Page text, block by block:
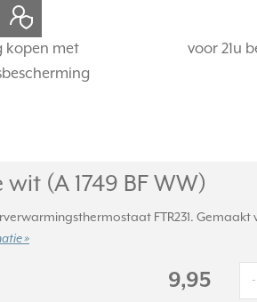
kopen met
voor 21u
(A 1749 BF WW)
FTR231.
»
9,95 -